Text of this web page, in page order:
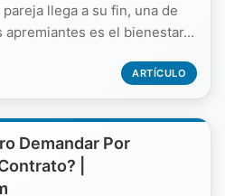
llega a su fin, una de
apremiantes es el bienestar...
ARTÍCULO
Demandar Por
|